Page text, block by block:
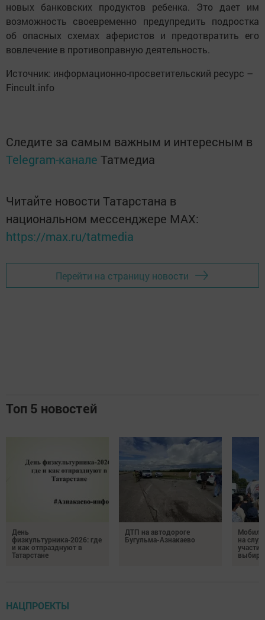
новых банковских продуктов ребенка. Это дает им
возможность своевременно предупредить подростка
об опасных схемах аферистов и предотвратить его
вовлечение в противоправную деятельность.
Источник: информационно-просветительский ресурс –
Fincult.info
Следите за самым важным и интересным в
Telegram-канале Татмедиа
Читайте новости Татарстана в
национальном мессенджере MАХ:
https://max.ru/tatmedia
Перейти на страницу новости
Топ 5 новостей
День
физкультурника‑2026: где
и как отпразднуют в
Татарстане
ДТП на автодороге
Бугульма-Азнакаево
на
НАЦПРОЕКТЫ